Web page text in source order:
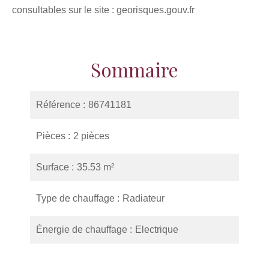
consultables sur le site : georisques.gouv.fr
Sommaire
Référence 86741181
Pièces 2 pièces
Surface 35.53 m²
Type de chauffage Radiateur
Énergie de chauffage Electrique